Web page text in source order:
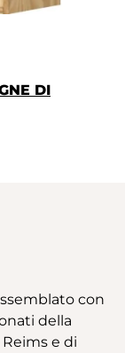
DI
con
della
e di